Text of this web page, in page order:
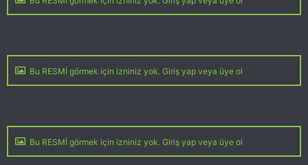
Bu RESMİ görmek için izniniz yok. Giriş yap veya üye ol
Bu RESMİ görmek için izniniz yok. Giriş yap veya üye ol